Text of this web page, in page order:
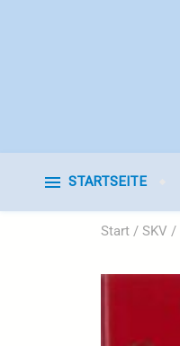
STARTSEITE
Start / SKV /